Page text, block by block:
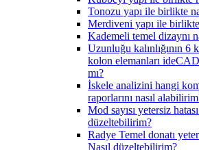
Tonozu yapı ile birlikte
Merdiveni yapı ile
Kademeli temel dizaynı
Uzunluğu kalınlığının 6
kolon elemanları
mı?
İskele analizini hangi
raporlarını nasıl
Mod sayısı yetersiz
düzeltebilirim?
Radye Temel donatı
Nasıl düzeltebilirim?